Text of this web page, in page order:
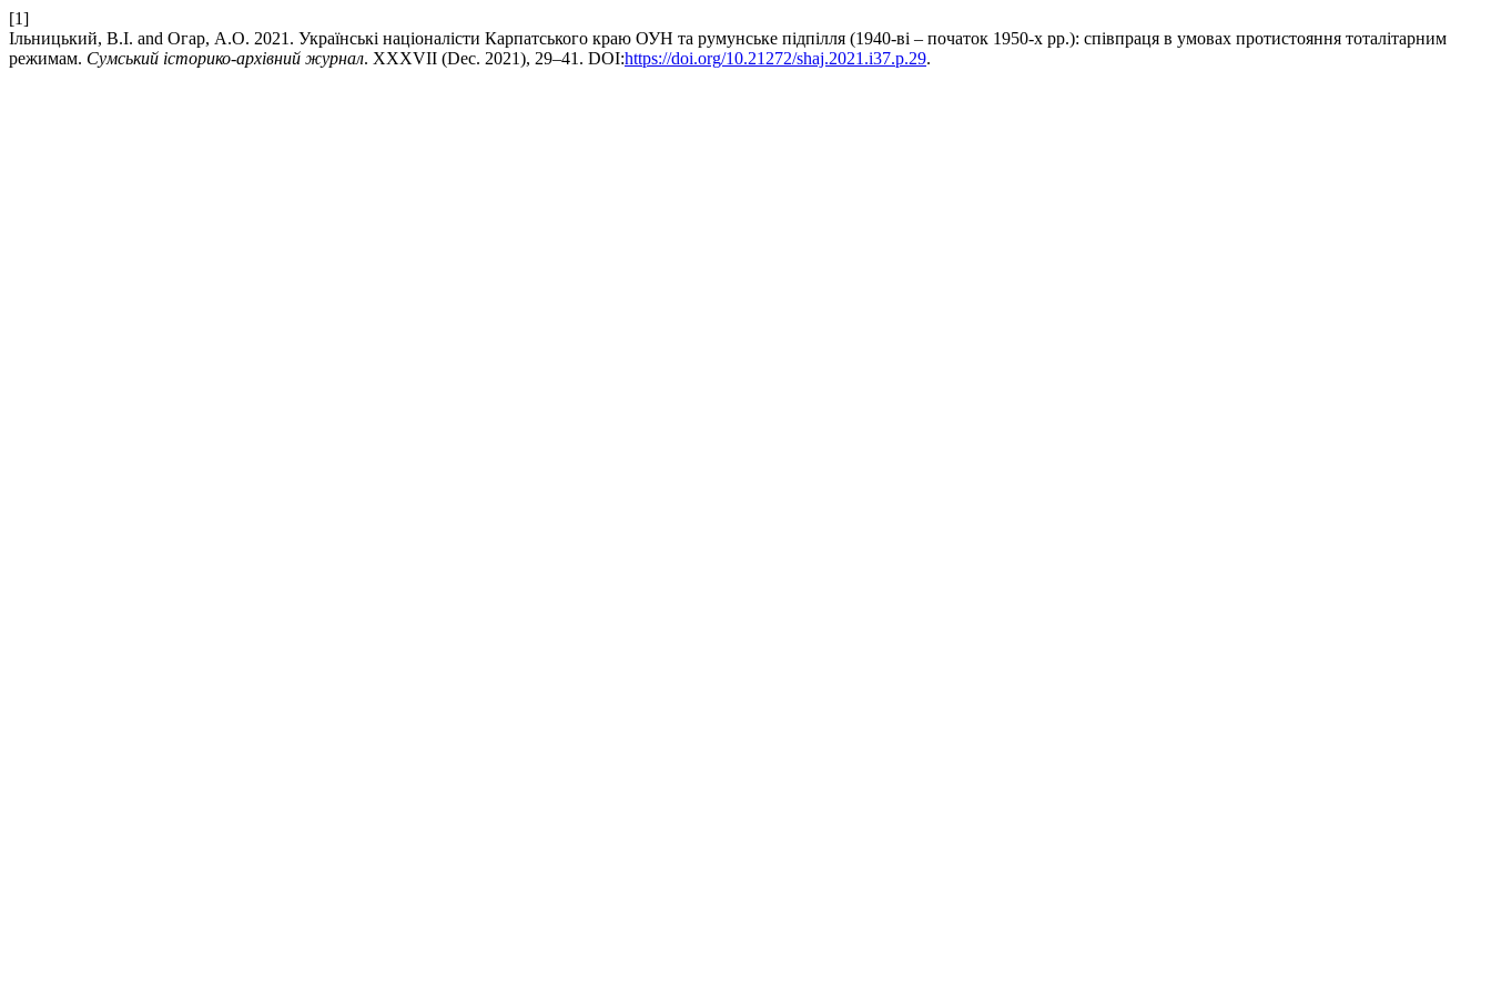
[1]
Ільницький, В.І. and Огар, А.О. 2021. Українські націоналісти Карпатського краю ОУН та румунське підпілля (1940-ві – початок 1950-х рр.): співпраця в умовах протистояння тоталітарним
режимам. Сумський історико-архівний журнал. XXXVII (Dec. 2021), 29–41. DOI:https://doi.org/10.21272/shaj.2021.i37.p.29.